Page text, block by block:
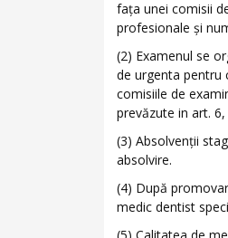
faţa unei comisii
profesionale şi
(2) Examenul se
de urgenta pentru
comisiile de
prevăzute in art. 6,
(3) Absolvenţii
absolvire.
(4) După
medic dentist